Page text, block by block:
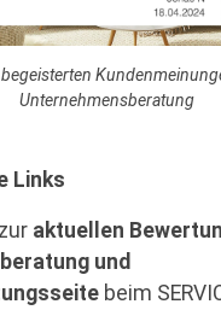
Unternehmensberatung
Links
aktuellen
und
beim